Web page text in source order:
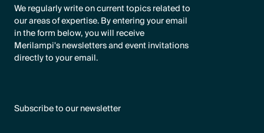
We regularly write on current topics related to
our areas of expertise. By entering your email
in the form below, you will receive
Merilampi's newsletters and event invitations
directly to your email.
Subscribe to our newsletter